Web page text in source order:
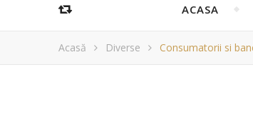
ACASA
Acasă Diverse Consumatorii si